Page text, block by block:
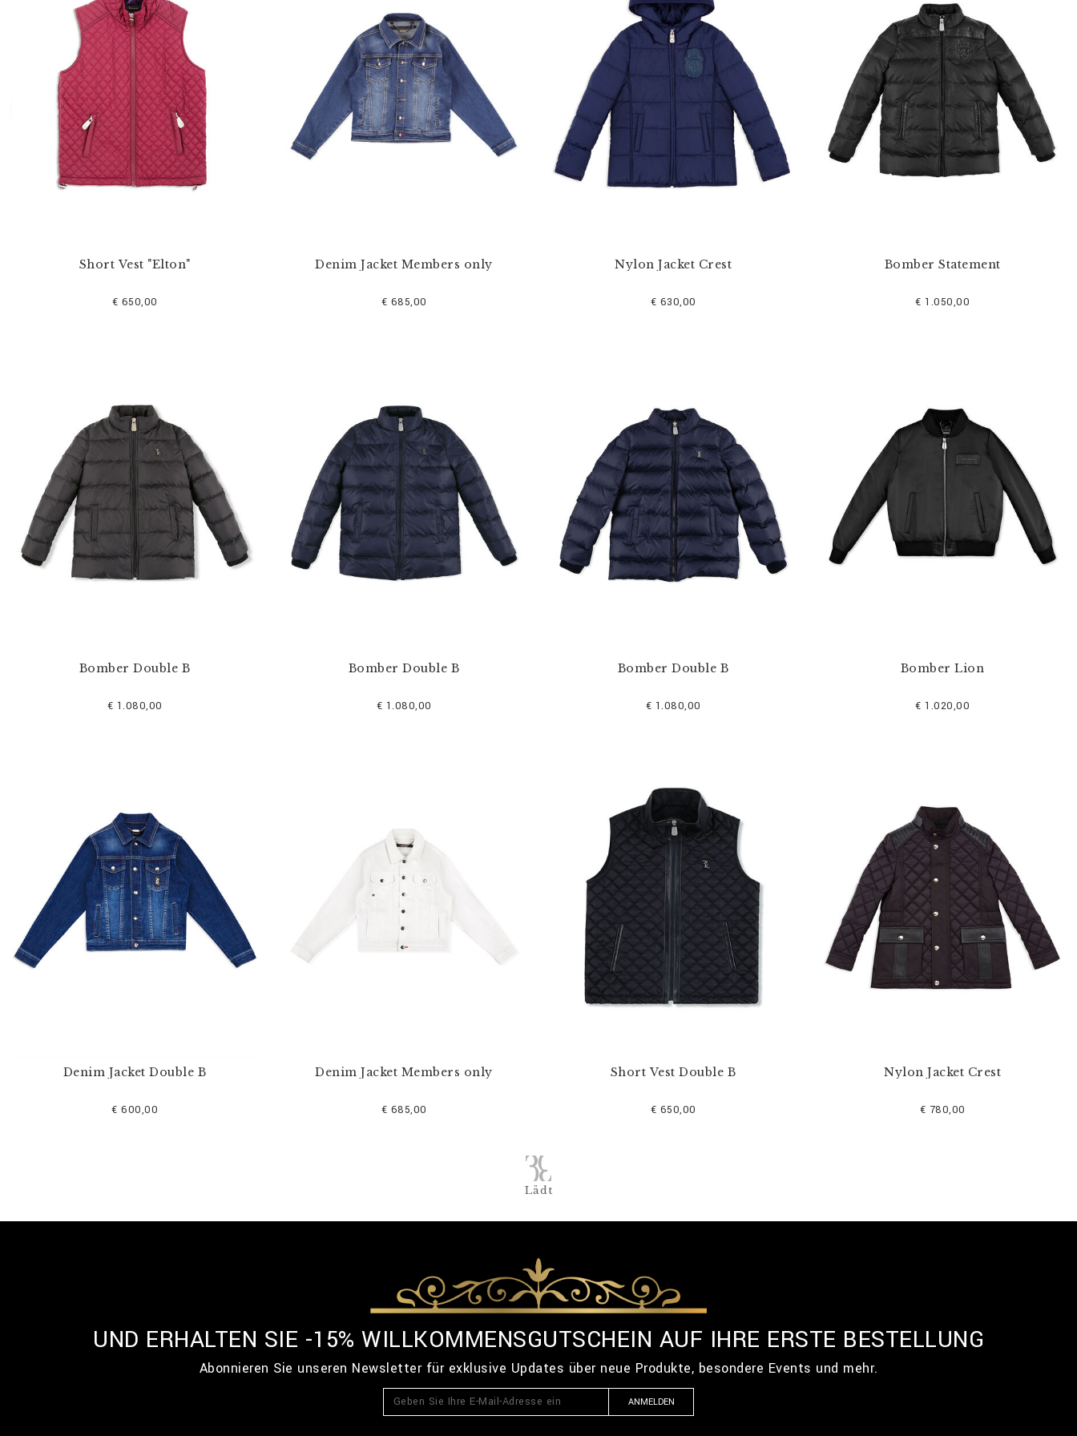
Short Vest "Elton"
€ 650,00
Denim Jacket Members only
€ 685,00
Nylon Jacket Crest
€ 630,00
Bomber Statement
€ 1.050,00
Bomber Double B
€ 1.080,00
Bomber Double B
€ 1.080,00
Bomber Double B
€ 1.080,00
Bomber Lion
€ 1.020,00
Denim Jacket Double B
€ 600,00
Denim Jacket Members only
€ 685,00
Short Vest Double B
€ 650,00
Nylon Jacket Crest
€ 780,00
Lädt
UND ERHALTEN SIE -15% WILLKOMMENSGUTSCHEIN AUF IHRE ERSTE BESTELLUNG
Abonnieren Sie unseren Newsletter für exklusive Updates über neue Produkte, besondere Events und mehr.
ANMELDEN